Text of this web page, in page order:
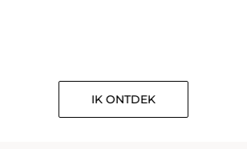
IK ONTDEK